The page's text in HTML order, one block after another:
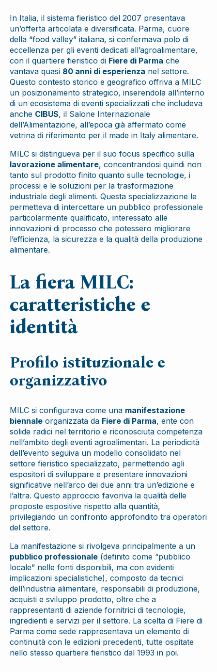
In Italia, il sistema fieristico del 2007 presentava
un’offerta articolata e diversificata. Parma, cuore
della “food valley” italiana, si confermava polo di
eccellenza per gli eventi dedicati all’agroalimentare,
con il quartiere fieristico di Fiere di Parma che
vantava quasi 80 anni di esperienza nel settore.
Questo contesto storico e geografico offriva a MILC
un posizionamento strategico, inserendola all’interno
di un ecosistema di eventi specializzati che includeva
anche CIBUS, il Salone Internazionale
dell’Alimentazione, all’epoca già affermato come
vetrina di riferimento per il made in Italy alimentare.
MILC si distingueva per il suo focus specifico sulla
lavorazione alimentare, concentrandosi quindi non
tanto sul prodotto finito quanto sulle tecnologie, i
processi e le soluzioni per la trasformazione
industriale degli alimenti. Questa specializzazione le
permetteva di intercettare un pubblico professionale
particolarmente qualificato, interessato alle
innovazioni di processo che potessero migliorare
l’efficienza, la sicurezza e la qualità della produzione
alimentare.
La fiera MILC:
caratteristiche e
identità
Profilo istituzionale e
organizzativo
MILC si configurava come una manifestazione
biennale organizzata da Fiere di Parma, ente con
solide radici nel territorio e riconosciuta competenza
nell’ambito degli eventi agroalimentari. La periodicità
dell’evento seguiva un modello consolidato nel
settore fieristico specializzato, permettendo agli
espositori di sviluppare e presentare innovazioni
significative nell’arco dei due anni tra un’edizione e
l’altra. Questo approccio favoriva la qualità delle
proposte espositive rispetto alla quantità,
privilegiando un confronto approfondito tra operatori
del settore.
La manifestazione si rivolgeva principalmente a un
pubblico professionale (definito come “pubblico
locale” nelle fonti disponibili, ma con evidenti
implicazioni specialistiche), composto da tecnici
dell’industria alimentare, responsabili di produzione,
acquisti e sviluppo prodotto, oltre che a
rappresentanti di aziende fornitrici di tecnologie,
ingredienti e servizi per il settore. La scelta di Fiere di
Parma come sede rappresentava un elemento di
continuità con le edizioni precedenti, tutte ospitate
nello stesso quartiere fieristico dal 1993 in poi.